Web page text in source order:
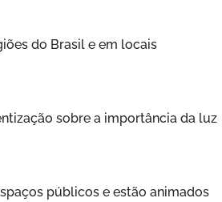
do Brasil e em locais
sobre a importância da luz
públicos e estão animados